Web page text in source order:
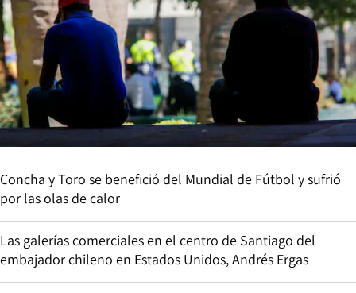
Concha y Toro se benefició del Mundial de Fútbol y sufrió
por las olas de calor
Las galerías comerciales en el centro de Santiago del
embajador chileno en Estados Unidos, Andrés Ergas